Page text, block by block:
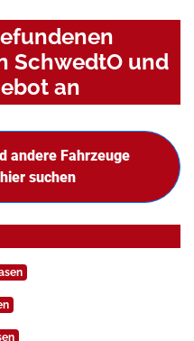
SchwedtO und
an
andere Fahrzeuge
suchen